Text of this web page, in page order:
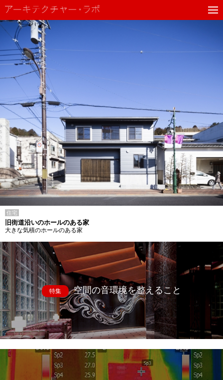
住宅
旧街道沿いのホールのある家
大きな気積のホールのある家
特集 空間の音環境を整えること